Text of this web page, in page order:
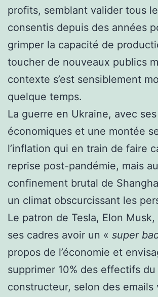
profits, semblant valider tous
consentis depuis des années
grimper la capacité de
toucher de nouveaux publics
contexte s’est sensiblement
quelque temps.
La guerre en Ukraine, avec
économiques et une montée
l’inflation qui en train de faire
reprise post-pandémie, mais
confinement brutal de
un climat obscurcissant les
Le patron de Tesla, Elon
ses cadres avoir un « super
propos de l’économie et
supprimer 10% des effectifs du
constructeur, selon des emails